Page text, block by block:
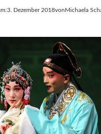
D
S
T
M
U
S
S
O
R
G
S
3. Dezember 2018von Michaela